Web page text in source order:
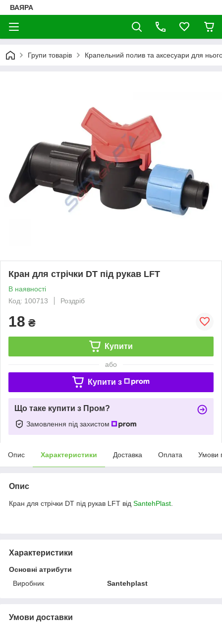
ВАЯРА
Групи товарів Крапельний полив та аксесуари для
Кран для стрічки DT під рукав LFT
В наявності
Код: 100713
Роздріб
18 ₴
Купити
або
Купити з
Що таке купити з Пром?
Замовлення під захистом
Опис Характеристики Доставка Оплата Умови
Опис
Кран для стрічки DT під рукав LFT від SantehPlast
Характеристики
Основні атрибути
Виробник
Santehplast
Умови доставки